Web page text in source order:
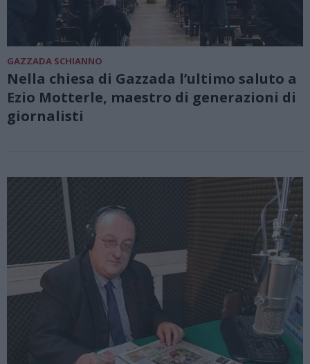
GAZZADA SCHIANNO
Nella chiesa di Gazzada l’ultimo saluto a
Ezio Motterle, maestro di generazioni di
giornalisti